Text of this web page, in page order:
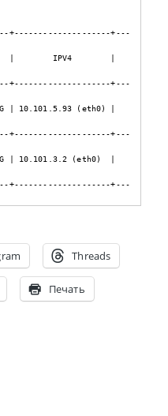
+--------------------+---
|        IPV4        |
+--------------------+---
| 10.101.5.93 (eth0) |
+--------------------+---
| 10.101.3.2 (eth0)  |
+--------------------+---
Threads
Печать